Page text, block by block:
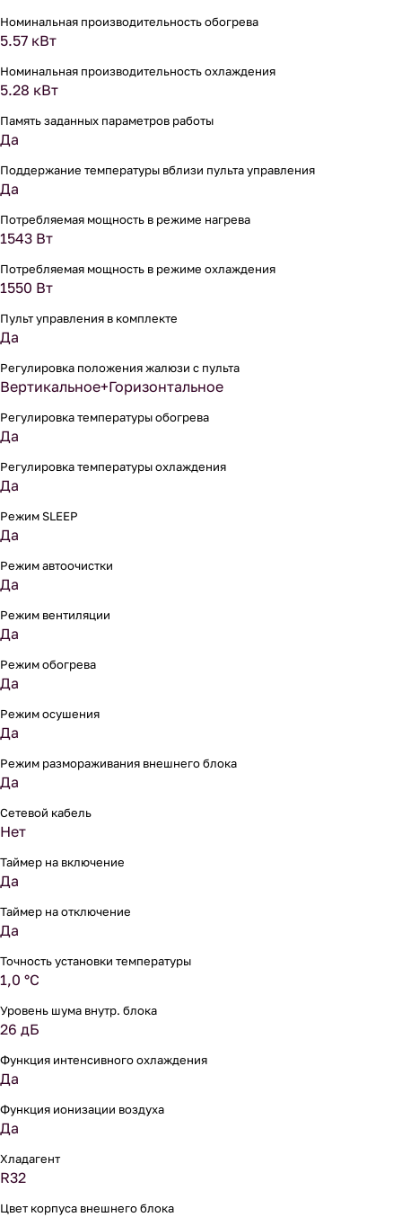
Номинальная производительность обогрева
5.57 кВт
Номинальная производительность охлаждения
5.28 кВт
Память заданных параметров работы
Да
Поддержание температуры вблизи пульта управления
Да
Потребляемая мощность в режиме нагрева
1543 Вт
Потребляемая мощность в режиме охлаждения
1550 Вт
Пульт управления в комплекте
Да
Регулировка положения жалюзи с пульта
Вертикальное+Горизонтальное
Регулировка температуры обогрева
Да
Регулировка температуры охлаждения
Да
Режим SLEEP
Да
Режим автоочистки
Да
Режим вентиляции
Да
Режим обогрева
Да
Режим осушения
Да
Режим размораживания внешнего блока
Да
Сетевой кабель
Нет
Таймер на включение
Да
Таймер на отключение
Да
Точность установки температуры
1,0 °С
Уровень шума внутр. блока
26 дБ
Функция интенсивного охлаждения
Да
Функция ионизации воздуха
Да
Хладагент
R32
Цвет корпуса внешнего блока